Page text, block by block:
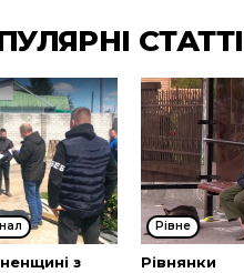
СТАТТІ
з
Рівне
Рівнянки